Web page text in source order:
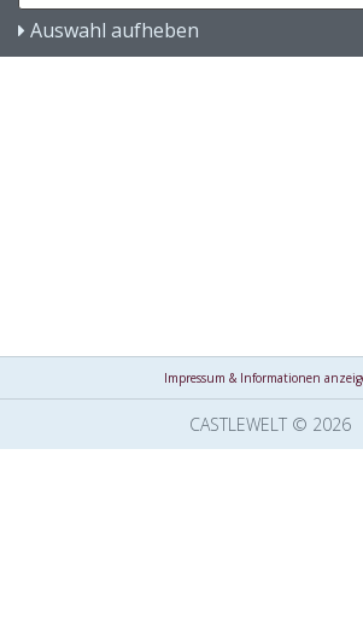
Auswahl aufheben
Impressum & Informationen
CASTLEWELT © 2026